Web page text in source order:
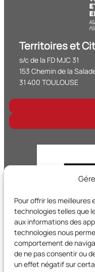
Pour offrir les meilleures
technologies telles que
aux informations des
technologies nous
comportement de
de ne pas consentir ou
un effet négatif sur
Territoires et
s/c de la FD MJC 31
153 Chemin de la
31 400 TOULOUSE
Territoires et